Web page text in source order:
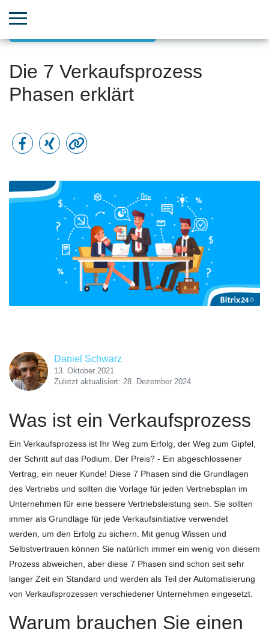
Die 7 Verkaufsprozess
Phasen erklärt
Daniel Schwarz
13. Oktober 2021
Zuletzt aktualisiert: 28. Dezember 2024
Was ist ein Verkaufsprozess
Ein Verkaufsprozess ist Ihr Weg zum Erfolg, der Weg zum Gipfel,
der Schritt auf das Podium. Der Preis? - Ein abgeschlossener
Vertrag, ein neuer Kunde! Diese 7 Phasen sind die Grundlagen
des Vertriebs und sollten die Vorlage für jeden Vertriebsplan im
Unternehmen für eine bessere Vertriebsleistung sein. Sie sollten
immer als Grundlage für jede Verkaufsinitiative verwendet
werden, um den Erfolg zu sichern. Mit genug Wissen und
Selbstvertrauen können Sie natürlich immer ein wenig von diesem
Prozess abweichen, aber diese 7 Phasen sind schon seit sehr
langer Zeit ein Standard und werden als Teil der Automatisierung
von Verkaufsprozessen verschiedener Unternehmen eingesetzt.
Warum brauchen Sie einen